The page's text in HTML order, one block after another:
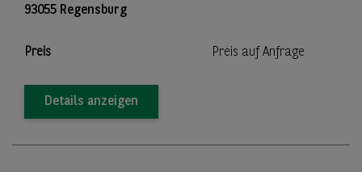
93055 Regensburg
Preis Preis auf Anfrage
Details anzeigen